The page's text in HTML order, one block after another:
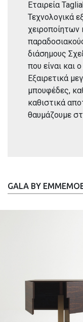
Εταιρεία
Τεχνολογικά
διάσημους
που είναι και
Εξαιρετικά
μπουφέδες,
καθιστικά
θαυμάζουμε
GALA BY